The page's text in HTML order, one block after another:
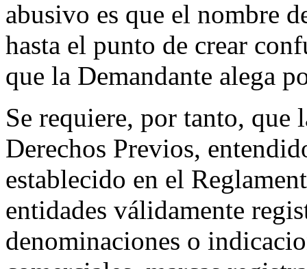
abusivo es que el nombre
hasta el punto de crear
que la Demandante alega
Se requiere, por tanto, que
Derechos Previos,
establecido en el
entidades válidamente
denominaciones o